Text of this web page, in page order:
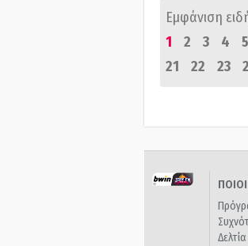
Εμφάνιση
1
2 3 4 5
21
22 23